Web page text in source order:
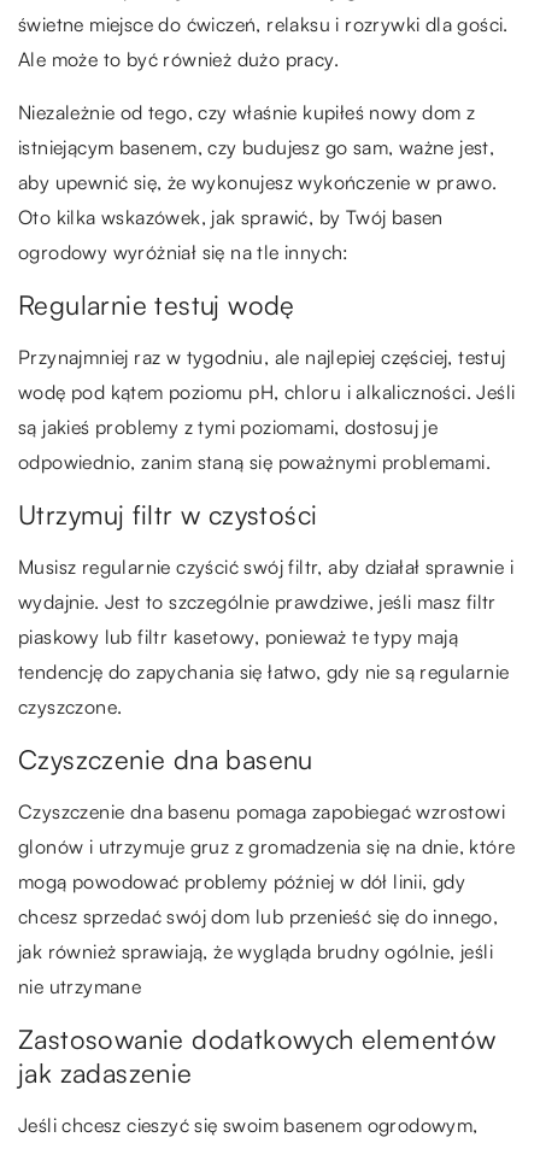
świetne miejsce do ćwiczeń, relaksu i rozrywki dla gości.
Ale może to być również dużo pracy.
Niezależnie od tego, czy właśnie kupiłeś nowy dom z
istniejącym basenem, czy budujesz go sam, ważne jest,
aby upewnić się, że wykonujesz wykończenie w prawo.
Oto kilka wskazówek, jak sprawić, by Twój basen
ogrodowy wyróżniał się na tle innych:
Regularnie testuj wodę
Przynajmniej raz w tygodniu, ale najlepiej częściej, testuj
wodę pod kątem poziomu pH, chloru i alkaliczności. Jeśli
są jakieś problemy z tymi poziomami, dostosuj je
odpowiednio, zanim staną się poważnymi problemami.
Utrzymuj filtr w czystości
Musisz regularnie czyścić swój filtr, aby działał sprawnie i
wydajnie. Jest to szczególnie prawdziwe, jeśli masz filtr
piaskowy lub filtr kasetowy, ponieważ te typy mają
tendencję do zapychania się łatwo, gdy nie są regularnie
czyszczone.
Czyszczenie dna basenu
Czyszczenie dna basenu pomaga zapobiegać wzrostowi
glonów i utrzymuje gruz z gromadzenia się na dnie, które
mogą powodować problemy później w dół linii, gdy
chcesz sprzedać swój dom lub przenieść się do innego,
jak również sprawiają, że wygląda brudny ogólnie, jeśli
nie utrzymane
Zastosowanie dodatkowych elementów
jak zadaszenie
Jeśli chcesz cieszyć się swoim basenem ogrodowym,